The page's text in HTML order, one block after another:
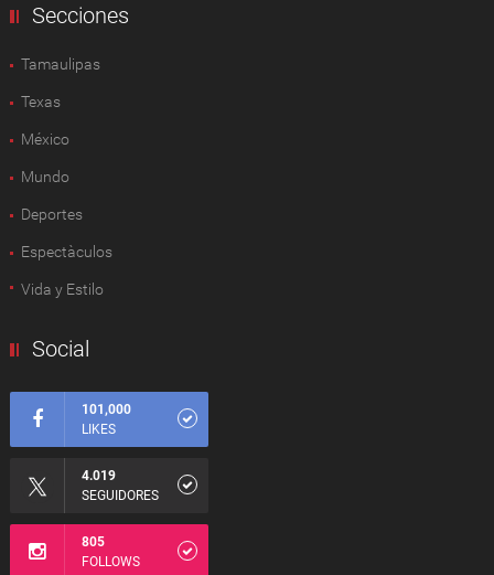
Secciones
Tamaulipas
Texas
México
Mundo
Deportes
Espectàculos
Vida y Estilo
Social
101,000
LIKES
4.019
SEGUIDORES
805
FOLLOWS